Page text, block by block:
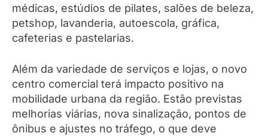
médicas, estúdios de pilates, salões de beleza,
petshop, lavanderia, autoescola, gráfica,
cafeterias e pastelarias.
Além da variedade de serviços e lojas, o novo
centro comercial terá impacto positivo na
mobilidade urbana da região. Estão previstas
melhorias viárias, nova sinalização, pontos de
ônibus e ajustes no tráfego, o que deve